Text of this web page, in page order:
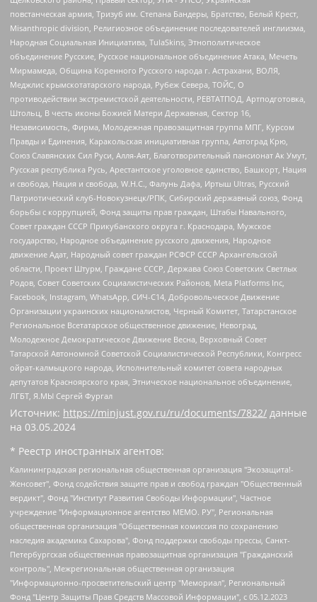
повстанческая армия, Тризуб им. Степана Бандеры, Братство, Белый Крест,
Misanthropic division, Религиозное объединение последователей инглиизма,
Народная Социальная Инициатива, TulaSkins, Этнополитическое
объединение Русские, Русское национальное объединение Атака, Мечеть
Мирмамеда, Община Коренного Русского народа г. Астрахани, ВОЛЯ,
Меджлис крымскотатарского народа, Рубеж Севера, ТОЙС, О
противодействии экстремистской деятельности, РЕВТАТПОД, Артподготовка,
Штольц, В честь иконы Божией Матери Державная, Сектор 16,
Независимость, Фирма, Молодежная правозащитная группа МПГ, Курсом
Правды и Единения, Каракольская инициативная группа, Автоград Крю,
Союз Славянских Сил Руси, Алля-Аят, Благотворительный пансионат Ак Умут,
Русская республика Русь, Арестантское уголовное единство, Башкорт, Нация
и свобода, Нация и свобода, W.H.С., Фалунь Дафа, Иртыш Ultras, Русский
Патриотический клуб-Новокузнецк/РПК, Сибирский державный союз, Фонд
борьбы с коррупцией, Фонд защиты прав граждан, Штабы Навального,
Совет граждан СССР Прикубанского округа г. Краснодара, Мужское
государство, Народное объединение русского движения, Народное
движение Адат, Народный совет граждан РСФСР СССР Архангельской
области, Проект Штурм, Граждане СССР, Держава Союз Советских Светлых
Родов, Совет Советских Социалистических Районов, Meta Platforms Inc,
Facebook, Instagram, WhatsApp, СИЧ-С14, Добровольческое Движение
Организации украинских националистов, Черный Комитет, Татарстанское
Региональное Всетатарское общественное движение, Невоград,
Молодежное Демократическое Движение Весна, Верховный Совет
Татарской Автономной Советской Социалистической Республики, Конгресс
ойрат-калмыцкого народа, Исполнительный комитет совета народных
депутатов Красноярского края, Этническое национальное объединение,
ЛГБТ, Я.МЫ Сергей Фургал
Источник: https://minjust.gov.ru/ru/documents/7822/ данные
на 03.05.2024
* Реестр иностранных агентов:
Калининградская региональная общественная организация "Экозащита!-Женсовет", Фонд содействия защите прав и свобод граждан "Общественный вердикт", Фонд "Институт Развития Свободы Информации", Частное учреждение "Информационное агентство МЕМО. РУ", Региональная общественная организация "Общественная комиссия по сохранению наследия академика Сахарова", Фонд поддержки свободы прессы, Санкт-Петербургская общественная правозащитная организация "Гражданский контроль", Межрегиональная общественная организация "Информационно-просветительский центр "Мемориал", Региональный Фонд "Центр Защиты Прав Средств Массовой Информации", с 05.12.2023 Фонд "Центр Защиты Прав Средств массовой информации", Региональная общественная благотворительная организация помощи беженцам и мигрантам "Гражданское содействие", Негосударственное образовательное учреждение дополнительного профессионального образования (повышение квалификации) специалистов "АКАДЕМИЯ ПО ПРАВАМ ЧЕЛОВЕКА", Свердловская региональная общественная организация "Сутяжник", Автономная некоммерческая организация "Центр независимых социологических исследований", Союз общественных объединений "Российский исследовательский центр по правам человека", Региональное общественное учреждение научно-информационный центр "МЕМОРИАЛ", Некоммерческая организация "Фонд защиты гласности", Автономная некоммерческая организация "Институт прав человека", Городская общественная организация "Екатеринбургское общество "МЕМОРИАЛ", Городская общественная организация "Рязанское историко-просветительское и правозащитное общество "Мемориал" (Рязанский Мемориал), Челябинский региональный орган общественной самодеятельности – женское общественное объединение "Женщины Евразии", Челябинский региональный орган общественной самодеятельности "Уральская правозащитная группа", Фонд содействия защите здоровья и социальной справедливости имени Андрея Рылькова, Автономная Некоммерческая Организация "Аналитический Центр Юрия Левады", Автономная некоммерческая организация социальной поддержки населения "Проект Апрель", Региональная общественная организация помощи женщинам и детям, находящимся в кризисной ситуации "Информационно-методический центр "Анна", Фонд содействия развитию массовых коммуникаций и правовому просвещению "Так-так-Так", Фонд содействия устойчивому развитию "Серебряная тайга", Свердловский региональный общественный фонд социальных проектов "Новое время", "Idel.Реалии", Кавказ.Реалии, Крым.Реалии, Телеканал Настоящее Время, Татаро-башкирская служба Радио Свобода (Azatliq Radiosi), Радио Свободная Европа/Радио Свобода (PCE/PC), "Сибирь.Реалии", "Фактограф", Благотворительный фонд помощи осужденным и их семьям, Автономная некоммерческая организация "Институт глобализации и социальных движений", Фонд "В защиту прав заключенных", Частное учреждение "Центр поддержки и содействия развитию средств массовой информации", Пензенский региональный общественный благотворительный фонд "Гражданский союз", "Север.Реалии", Некоммерческая организация Фонд "Правовая инициатива", Общество с ограниченной ответственностью "Радио Свободная Европа/Радио Свобода", Чешское информационное агентство "MEDIUM-ORIENT", Красноярская региональная общественная организация "Мы против СПИДа", Камалягин Денис Николаевич, Маркелов Сергей Евгеньевич, Пономарев Лев Александрович, Савицкая Людмила Алексеевна, Автономная некоммерческая организация "Центр по работе с проблемой насилия "НАСИЛИЮ.НЕТ", Межрегиональный профессиональный союз работников здравоохранения "Альянс врачей", Юридическое лицо, зарегистрированное в Латвийской Республике, SIA "Medusa Project" (регистрационный номер 40103797863, дата регистрации 10.06.2014), Некоммерческая организация "Фонд по борьбе с коррупцией", Автономная некоммерческая организация "Институт права и публичной политики", Баданин Роман Сергеевич, Гликин Максим Александрович, Железнова Мария Михайловна, Лукьянова Юлия Сергеевна, Маетная Елизавета Витальевна, Маняхин Петр Борисович, Чуракова Ольга Владимировна, Ярош Юлия Петровна, Юридическое лицо "The Insider SIA", зарегистрированное в Риге, Латвийская Республика (дата регистрации 26.06.2015), являющееся администратором доменного имени интернет-издания "The Insider SIA", https://theins.ru, Постернак Алексей Евгеньевич, Рубин Михаил Аркадьевич, Анин Роман Александрович, Юридическое лицо Istories fonds, зарегистрированное в Латвийской Республике (регистрационный номер 50008295751, дата регистрации 24.02.2020), Великовский Дмитрий Александрович, Долинина Ирина Николаевна, Мароховская Алеся Алексеевна, Шлейнов Роман Юрьевич, Шмагун Олеся Валентиновна, Общество с ограниченной ответственностью "Альтаир 2021", Общество с ограниченной ответственностью "Вега 2021", Общество с ограниченной ответственностью "Главный редактор 2021", Общество с ограниченной ответственностью "Ромашки монолит", Важенков Артем Валерьевич, Ивановская областная общественная организация "Центр гендерных исследований", Гурман Юрий Альбертович, Медиапроект "ОВД-Инфо", Егоров Владимир Владимирович, Жилинский Владимир Александрович, Общество с ограниченной ответственностью "ЗП", Иванова София Юрьевна, Карезина Инна Павловна, Кильтау Екатерина Викторовна, Петров Алексей Викторович, Пискунов Сергей Евгеньевич, Смирнов Сергей Сергеевич, Тихонов Михаил Сергеевич, Общество с ограниченной ответственностью "ЖУРНАЛИСТ-ИНОСТРАННЫЙ АГЕНТ", Арапова Галина Юрьевна, Вольтская Татьяна Анатольевна, Американская компания "Mason G.E.S. Anonymous Foundation" (США), являющаяся владельцем интернет-издания https://mnews.world/, Компания "Stichting Bellingcat", зарегистрированная в Нидерландах (дата регистрации 11.07.2018), Захаров Андрей Вячеславович, Клепиковская Екатерина Дмитриевна, Общество с ограниченной ответственностью "МЕМО", Перл Роман Александрович, Симонов Евгений Алексеевич, Соловьева Елена Анатольевна, Сотников Даниил Владимирович, Сурначева Елизавета Дмитриевна, Автономная некоммерческая организация по защите прав человека и информированию населения "Якутия – Наше Мнение", Общество с ограниченной ответственностью "Москоу диджитал медиа", с 26.01.2023 Общество с ограниченной ответственностью "Чайка Белые сады", Ветошкина Валерия Валерьевна, Заговора Максим Александрович, Межрегиональное общественное движение "Российская ЛГБТ - сеть", Оленичев Максим Владимирович, Павлов Иван Юрьевич, Скворцова Елена Сергеевна, Общество с ограниченной ответственностью "Как бы инагент", Кочетков Игорь Викторович, Общество с ограниченной ответственностью "Честные выборы", Еланчик Олег Александрович, Общество с ограниченной ответственностью "Нобелевский призыв", Гималова Регина Эмилевна, Григорьев Андрей Валерьевич, Григорьева Алина Александровна, Ассоциация по содействию защите прав призывников, альтернативнослужащих и военнослужащих "Правозащитная группа "Гражданин.Армия.Право", Хисамова Регина Фаритовна, Автономная некоммерческая организация по реализации социально-правовых программ "Лилит", Дальневосточное общественное движение "Маяк", Санкт-Петербургская ЛГБТ-инициативная группа "Выход", Инициативная группа ЛГБТ+ "Реверс", Алексеев Андрей Викторович, Бекбулатова Таисия Львовна, Беляев Иван Михайлович, Владыкина Елена Сергеевна, Гельман Марат Александрович, Никульшина Вероника Юрьевна, Толоконникова Надежда Андреевна, Шендерович Виктор Анатольевич, Общество с ограниченной ответственностью "Данное сообщение", Общество с ограниченной ответственностью Издательский дом "Новая глава", Айнбиндер Александра Александровна, Московский комьюнити-центр для ЛГБТ+инициатив, Благотворительный фонд развития филантропии, Deutsche Welle (Германия, Kurt-Schumacher-Strasse 3, 53113 Bonn), Борзунова Мария Михайловна, Воробьев Виктор Викторович, Голубева Анна Львовна, Константинова Алла Михайловна, Малкова Ирина Владимировна, Мурадов Мурад Абдулгалимович, Осетинская Елизавета Николаевна, Понасенков Евгений Николаевич, Ганапольский Матвей Юрьевич, Киселев Евгений Алексеевич, Борухович Ирина Григорьевна, Дремин Иван Тимофеевич, Дубровский Дмитрий Викторович, Красноярская региональная общественная организация поддержки и развития альтернативных образовательных технологий и межкультурных коммуникаций "ИНТЕРРА", Маяковская Екатерина Алексеевна, Фейгин Марк Захарович, Филимонов Андрей Викторович, Дзугкоева Регина Николаевна, Доброхотов Роман Александрович, Дудь Юрий Александрович, Елкин Сергей Владимирович, Кругликов Кирилл Игоревич, Сабунаева Мария Леонидовна, Семенов Алексей Владимирович, Шаинян Карен Багратович, Шульман Екатерина Михайловна, Асафьев Артур Валерьевич, Вахштайн Виктор Семенович, Венедиктов Алексей Алексеевич, Лушникова Екатерина Евгеньевна, Волков Леонид Михайлович, Невзоров Александр Глебович, Пархоменко Сергей Борисович, Сироткин Ярослав Николаевич, Кара-Мурза Владимир Владимирович, Баранова Наталья Владимировна, Гозман Леонид Яковлевич, Кагарлицкий Борис Юльевич, Климарев Михаил Валерьевич, Милов Владимир Станиславович, Автономная некоммерческая организация Краснодарский центр современного искусства "Типография", Моргенштерн Алишер Тагирович, Соболь Любовь Эдуардовна, Общество с ограниченной ответственностью "ЛИЗА НОРМ", Каспаров Гарри Кимович, Ходорковский Михаил Борисович, Общество с ограниченной ответственностью "Апрельские тезисы", Данилович Ирина Брониславовна, Кашин Олег Владимирович, Петров Николай Владимирович, Пивоваров Алексей Владимирович, Соколов Михаил Владимирович, Цветкова Юлия Владимировна, Чичваркин Евгений Александрович, Комитет против пыток/Команда против пыток, Общество с ограниченной ответственностью "Первый научный", Общество с ограниченной ответственностью "Вертолет и ко", Белоцерковская Вероника Борисовна, Кац Максим Евгеньевич, Лазарева Татьяна Юрьевна, Шаведдинов Руслан Табризович, Яшин Илья Валерьевич, Общество с ограниченной ответственностью "Иноагент ААВ", Алешковский Дмитрий Петрович, Альбац Евгения Марковна, Быков Дмитрий Львович, Галямина Юлия Евгеньевна, Лойко Сергей Леонидович, Мартынов Кирилл Константинович, Медведев Сергей Александрович, Крашенинников Федор Геннадиевич, Гордеева Катерина Вл